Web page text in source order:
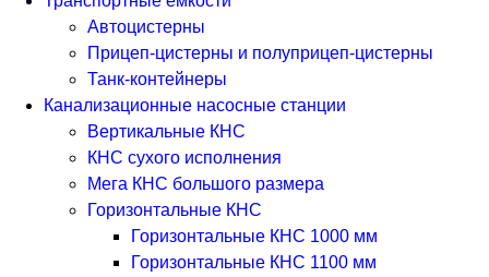
Автоцистерны
Прицеп-цистерны и полуприцеп-цистерны
Танк-контейнеры
Канализационные насосные станции
Вертикальные КНС
КНС сухого исполнения
Мега КНС большого размера
Горизонтальные КНС
Горизонтальные КНС 1000 мм
Горизонтальные КНС 1100 мм